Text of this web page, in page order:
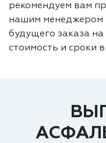
рекомендуем вам
нашим менеджером
будущего заказа
стоимость и сроки